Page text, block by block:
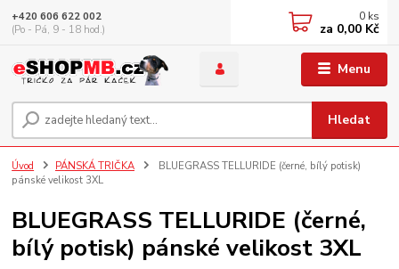
Menu
Hledat
+420 606 622 002
(Po - Pá, 9 - 18 hod.)
0 ks
za 0,00 Kč
Úvod PÁNSKÁ TRIČKA
BLUEGRASS TELLURIDE (černé, bílý potisk)
pánské velikost 3XL
BLUEGRASS TELLURIDE (černé,
bílý potisk) pánské velikost 3XL